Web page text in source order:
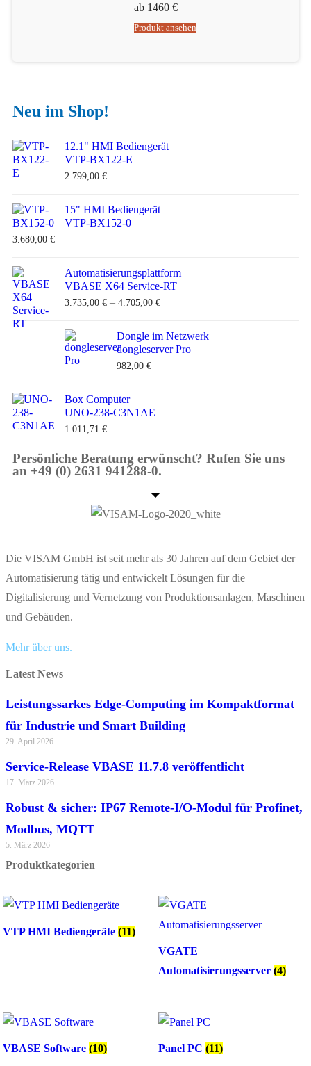
ab 1460 €
Produkt ansehen
Neu im Shop!
12.1" HMI Bediengerät
VTP-BX122-E
2.799,00 €
15" HMI Bediengerät
VTP-BX152-0
3.680,00 €
Automatisierungsplattform
VBASE X64 Service-RT
3.735,00 € – 4.705,00 €
Dongle im Netzwerk
dongleserver Pro
982,00 €
Box Computer
UNO-238-C3N1AE
1.011,71 €
Persönliche Beratung erwünscht? Rufen Sie uns
an +49 (0) 2631 941288-0.
Die VISAM GmbH ist seit mehr als 30 Jahren auf dem Gebiet der
Automatisierung tätig und entwickelt Lösungen für die
Digitalisierung und Vernetzung von Produktionsanlagen, Maschinen
und Gebäuden.
Mehr über uns.
Latest News
Leistungssarkes Edge-Computing im Kompaktformat
für Industrie und Smart Building
29. April 2026
Service-Release VBASE 11.7.8 veröffentlicht
17. März 2026
Robust & sicher: IP67 Remote-I/O-Modul für Profinet,
Modbus, MQTT
5. März 2026
Produktkategorien
VTP HMI Bediengeräte (11)
VGATE
Automatisierungsserver (4)
VBASE Software (10) Panel PC (11)